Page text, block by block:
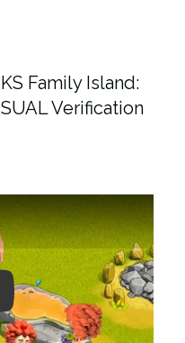
Family Island:
Verification
Keynote (Google I/O '18)